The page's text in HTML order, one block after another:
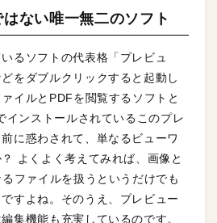
ない唯一無二のソフト
るソフトの代表格「プレビュ
をダブルクリックすると起動し
イルとPDFを閲覧するソフトと
インストールされているこのプレ
に惑わされて、単なるビューワ
よくよく考えてみれば、画像と
ファイルを扱うというだけでも
すよね。そのうえ、プレビュー
集機能も充実しているのです。